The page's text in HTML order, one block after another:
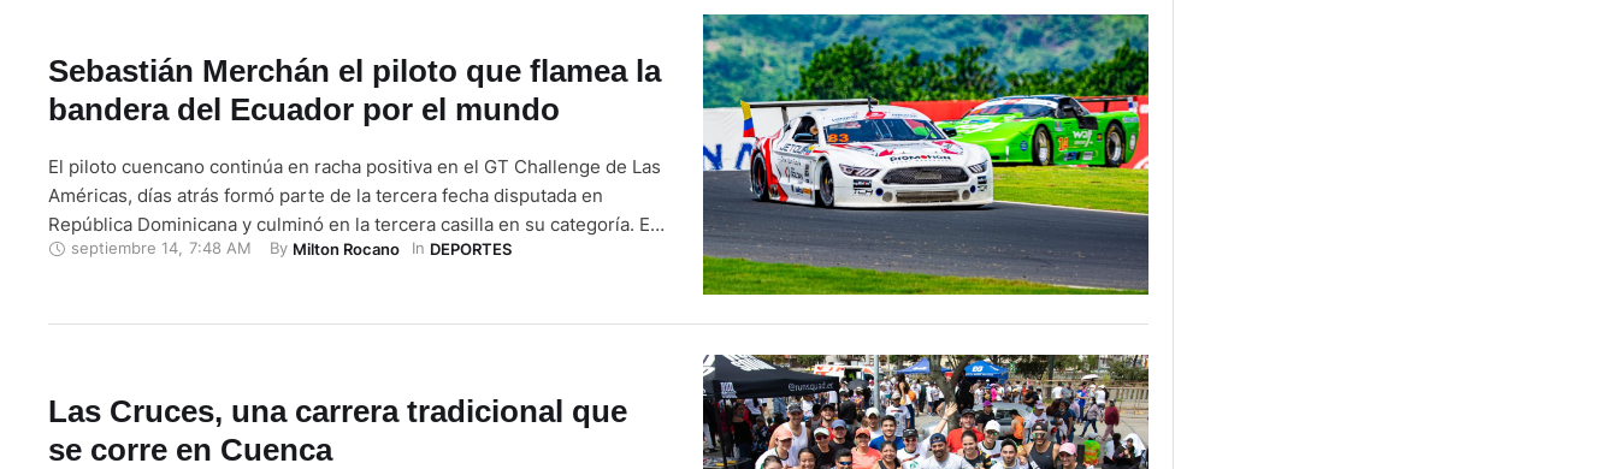
Sebastián Merchán el piloto que flamea la
bandera del Ecuador por el mundo
El piloto cuencano continúa en racha positiva en el GT Challenge de Las
Américas, días atrás formó parte de la tercera fecha disputada en
República Dominicana y culminó en la tercera casilla en su categoría. El
cuencano, que este año forma parte de dos campeonatos
septiembre 14, 7:48 AM By Milton Rocano In DEPORTES
Las Cruces, una carrera tradicional que
se corre en Cuenca